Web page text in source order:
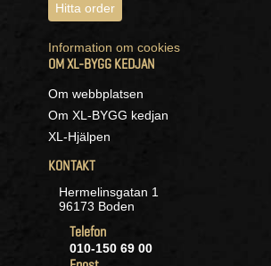
Hitta order
Information om cookies
OM XL-BYGG KEDJAN
Om webbplatsen
Om XL-BYGG kedjan
XL-Hjälpen
KONTAKT
Hermelinsgatan 1
96173 Boden
Telefon
010-150 69 00